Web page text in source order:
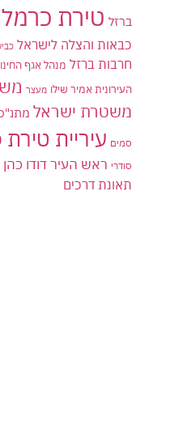
ברזל טירת כרמל
כבאות והצלה לישראל
חרבות ברזל מנהל אגף
העירונית אמיר שילו מעצר
משטרת ישראל
סמים עיריית
סודרי ראש העיר דודו כהן
תאונת דרכים